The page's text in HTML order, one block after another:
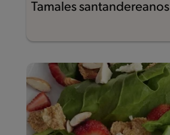
Tamales santandereanos